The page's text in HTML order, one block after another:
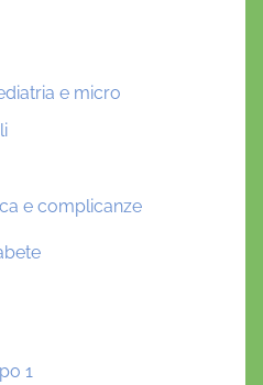
e micro
e complicanze
1